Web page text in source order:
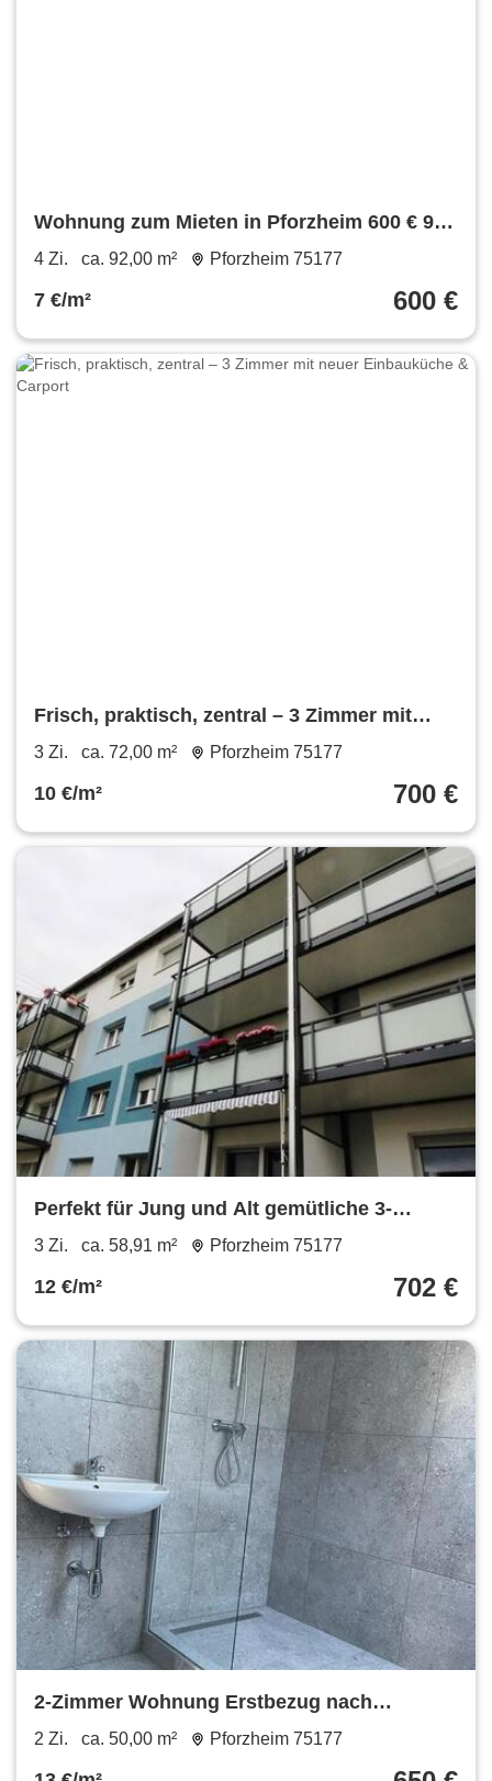
Wohnung zum Mieten in Pforzheim 600 € 92
m²
4 Zi. ca. 92,00 m² Pforzheim 75177
7 €/m² 600 €
Frisch, praktisch, zentral – 3 Zimmer mit
neuer Einbauküche & Carport
3 Zi. ca. 72,00 m² Pforzheim 75177
10 €/m² 700 €
Perfekt für Jung und Alt gemütliche 3-
Zimmer in ruhiger Stadtlage
3 Zi. ca. 58,91 m² Pforzheim 75177
12 €/m² 702 €
2-Zimmer Wohnung Erstbezug nach
Kernsanierung
2 Zi. ca. 50,00 m² Pforzheim 75177